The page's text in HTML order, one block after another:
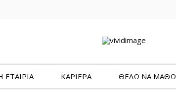
ΕΤΑΙΡΙΑ ΚΑΡΙΕΡΑ ΘΈΛΩ ΝΑ ΜΆΘΩ